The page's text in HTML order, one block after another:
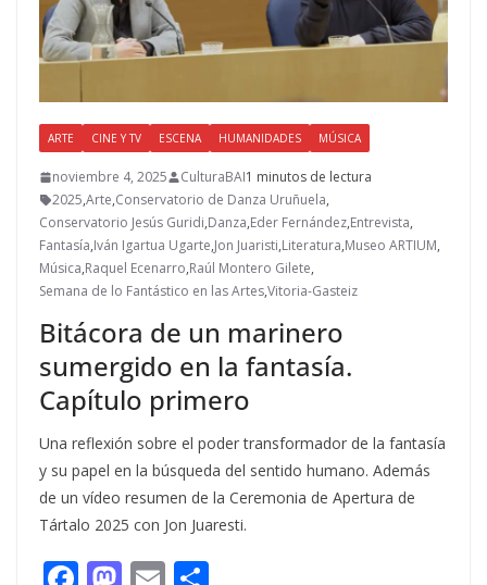
ARTE CINE Y TV ESCENA HUMANIDADES MÚSICA
noviembre 4, 2025 CulturaBAI1 minutos de lectura
2025,Arte,Conservatorio de Danza Uruñuela,
Conservatorio Jesús Guridi,Danza,Eder Fernández,Entrevista,
Fantasía,Iván Igartua Ugarte,Jon Juaristi,Literatura,Museo ARTIUM,
Música,Raquel Ecenarro,Raúl Montero Gilete,
Semana de lo Fantástico en las Artes,Vitoria-Gasteiz
Bitácora de un marinero
sumergido en la fantasía.
Capítulo primero
Una reflexión sobre el poder transformador de la fantasía
y su papel en la búsqueda del sentido humano. Además
de un vídeo resumen de la Ceremonia de Apertura de
Tártalo 2025 con Jon Juaresti.